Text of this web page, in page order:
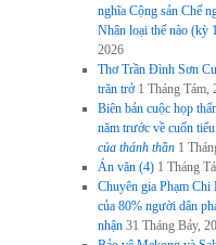
nghĩa Cộng sản Chế
Nhân loại thế nào (kỳ
2026
Thơ Trần Đình Sơn
trăn trở 1 Tháng Tám,
Biên bản cuộc họp
năm trước về cuốn
của thánh thần 1
Án văn (4) 1 Tháng
Chuyên gia Phạm Chi
của 80% người dân
nhận 31 Tháng Bảy,